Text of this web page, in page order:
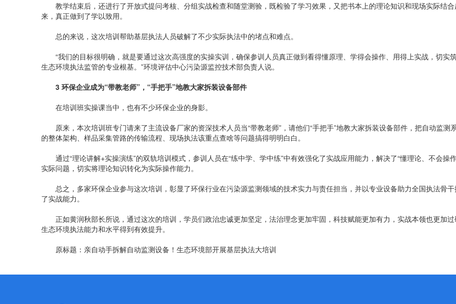
教学结束后，还进行了开放式提问考核、分组实战检查和随堂测验，既检验了学习效果，又把书本上的理论知识和现场实际结合
来，真正做到了学以致用。
总的来说，这次培训帮助基层执法人员破解了不少实际执法中的堵点和难点。
“我们的目标很明确，就是要通过这次高强度的实操实训，确保参训人员真正做到看得懂原理、学得会操作、用得上实战，切实
生态环境执法监管的专业根基。”环境评估中心污染源监控技术部负责人说。
3 环保企业成为“带教老师”，“手把手”地教大家拆装设备部件
在培训班实操课当中，也有不少环保企业的身影。
原来，本次培训班专门请来了主流设备厂家的资深技术人员当“带教老师”，请他们“手把手”地教大家拆装设备部件，把自动监测
的整体架构、样品采集管路的传输流程、现场执法该重点查啥等问题搞得明明白白。
通过“理论讲解+实操演练”的双轨培训模式，参训人员在“练中学、学中练”中有效强化了实战应用能力，解决了“懂理论、不会操
实际问题，切实将理论知识转化为实际操作能力。
总之，多家环保企业参与这次培训，彰显了环保行业在污染源监测领域的技术实力与责任担当，并以专业设备助力全国执法骨
了实战能力。
正如黄润秋部长所说，通过这次的培训，学员们政治忠诚更加坚定，法治理念更加牢固，科技赋能更加有力，实战本领也更加过
生态环境执法能力和水平得到有效提升。
原标题：亲自动手拆解自动监测设备！生态环境部开展基层执法大培训